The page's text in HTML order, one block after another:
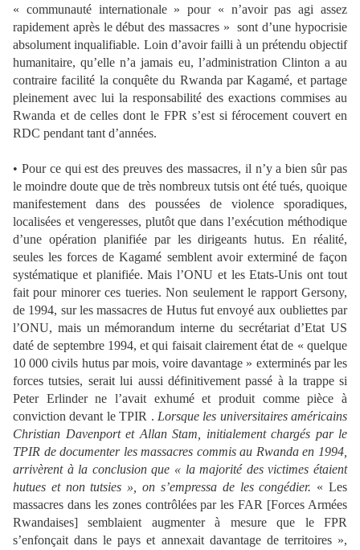
« communauté internationale » pour « n’avoir pas agi assez
rapidement après le début des massacres » sont d’une hypocrisie
absolument inqualifiable. Loin d’avoir failli à un prétendu objectif
humanitaire, qu’elle n’a jamais eu, l’administration Clinton a au
contraire facilité la conquête du Rwanda par Kagamé, et partage
pleinement avec lui la responsabilité des exactions commises au
Rwanda et de celles dont le FPR s’est si férocement couvert en
RDC pendant tant d’années.
• Pour ce qui est des preuves des massacres, il n’y a bien sûr pas
le moindre doute que de très nombreux tutsis ont été tués, quoique
manifestement dans des poussées de violence sporadiques,
localisées et vengeresses, plutôt que dans l’exécution méthodique
d’une opération planifiée par les dirigeants hutus. En réalité,
seules les forces de Kagamé semblent avoir exterminé de façon
systématique et planifiée. Mais l’ONU et les Etats-Unis ont tout
fait pour minorer ces tueries. Non seulement le rapport Gersony,
de 1994, sur les massacres de Hutus fut envoyé aux oubliettes par
l’ONU, mais un mémorandum interne du secrétariat d’Etat US
daté de septembre 1994, et qui faisait clairement état de « quelque
10 000 civils hutus par mois, voire davantage » exterminés par les
forces tutsies, serait lui aussi définitivement passé à la trappe si
Peter Erlinder ne l’avait exhumé et produit comme pièce à
conviction devant le TPIR . Lorsque les universitaires américains
Christian Davenport et Allan Stam, initialement chargés par le
TPIR de documenter les massacres commis au Rwanda en 1994,
arrivèrent à la conclusion que « la majorité des victimes étaient
hutues et non tutsies », on s’empressa de les congédier. « Les
massacres dans les zones contrôlées par les FAR [Forces Armées
Rwandaises] semblaient augmenter à mesure que le FPR
s’enfonçait dans le pays et annexait davantage de territoires »,